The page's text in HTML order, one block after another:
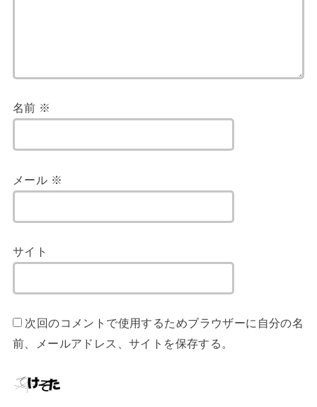
名前 ※
メール ※
サイト
次回のコメントで使用するためブラウザーに自分の名
前、メールアドレス、サイトを保存する。